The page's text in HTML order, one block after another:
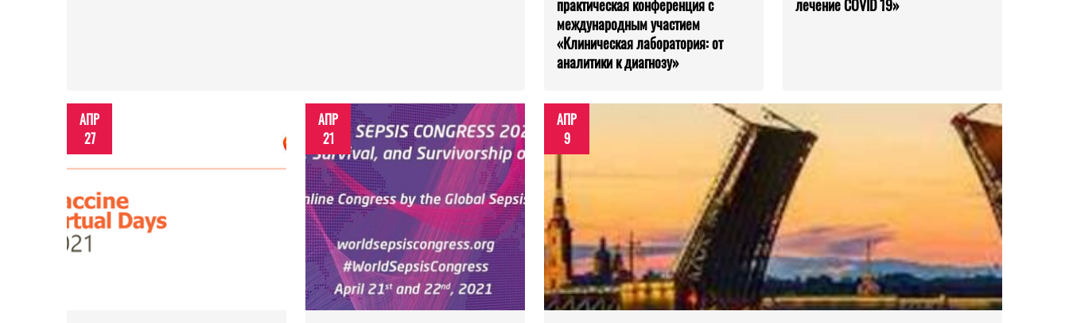
практическая конференция с
международным участием
«Клиническая лаборатория: от
аналитики к диагнозу»
лечение COVID 19»
АПР
27
АПР
21
АПР
9